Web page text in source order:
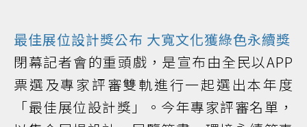
最佳展位設計獎公布 大寬文化獲綠色永續獎
閉幕記者會的重頭戲，是宣布由全民以APP
票選及專家評審雙軌進行一起選出本年度
「最佳展位設計獎」。今年專家評審名單，